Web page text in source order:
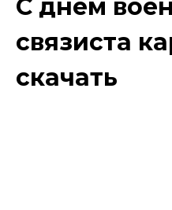
С днем
связиста
скачать